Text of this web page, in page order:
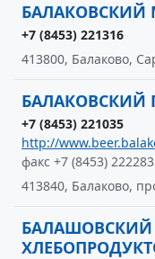
+7 (8453) 221316
413800, Балаково,
БАЛАКОВСКИЙ
+7 (8453) 221035
http://
факс +7 (8453) 222283
413840, Балаково,